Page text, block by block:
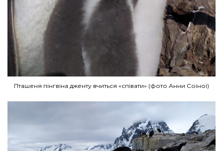
Пташеня пінгвіна дженту вчиться «співати» (фото Анни Соіної)